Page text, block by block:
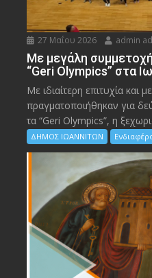
27 Μαΐου 2026 admin
Με μεγάλη
“Geri Olympics” στα
Με ιδιαίτερη επιτυχία και
πραγματοποιήθηκαν για
τα “Geri Olympics”, η
ΔΗΜΟΣ ΙΩΑΝΝΙΤΩΝ